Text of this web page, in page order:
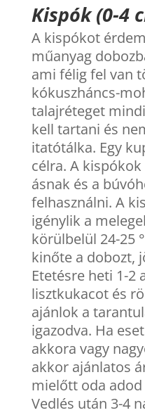
Kispók (0-4
A kispókot
műanyag
ami félig fel van
kókuszháncs-
talajréteget
kell tartani és
itatótálka. Egy
célra. A
ásnak és a
felhasználni. A
igénylik a
körülbelül 24-25
kinőte a dobozt,
Etetésre heti 1-2
lisztkukacot és
ajánlok a
igazodva. Ha
akkora vagy
akkor ajánlatos
mielőtt oda
Vedlés után 3-4